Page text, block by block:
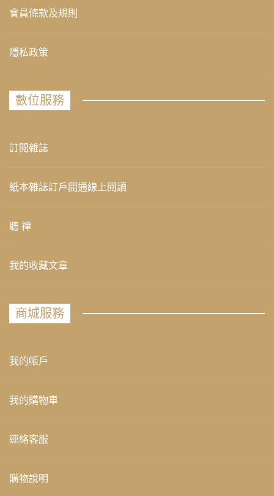
會員條款及規則
隱私政策
數位服務
訂閱雜誌
紙本雜誌訂戶開通線上閱讀
聽 禪
我的收藏文章
商城服務
我的帳戶
我的購物車
連絡客服
購物說明